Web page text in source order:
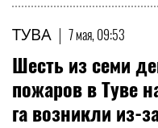
ТУВА | 7 мая, 09:53
Шесть из семи
пожаров в Туве
га возникли из-